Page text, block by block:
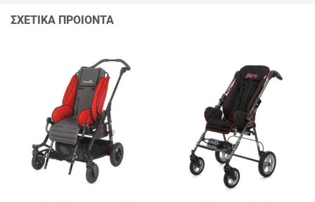
ΣΧΕΤΙΚΑ ΠΡΟΙΟΝΤΑ